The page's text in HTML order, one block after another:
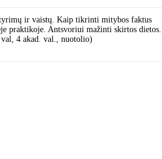
ir vaistų. Kaip tikrinti mitybos faktus
praktikoje. Antsvoriui mažinti skirtos dietos.
val, 4 akad. val., nuotolio)